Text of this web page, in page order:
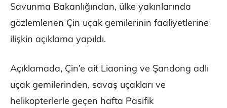
Savunma Bakanlığından, ülke yakınlarında
gözlemlenen Çin uçak gemilerinin faaliyetlerine
ilişkin açıklama yapıldı.
Açıklamada, Çin’e ait Liaoning ve Şandong adlı
uçak gemilerinden, savaş uçakları ve
helikopterlerle geçen hafta Pasifik